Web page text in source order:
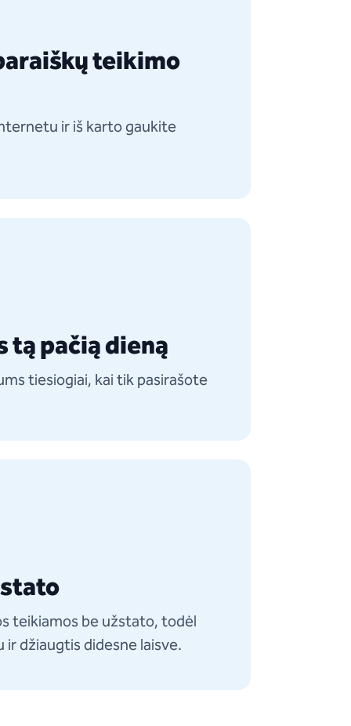
teikimo
ir iš karto gaukite
tą pačią dieną
tiesiogiai, kai tik pasirašote
teikiamos be užstato, todėl
džiaugtis didesne laisve.